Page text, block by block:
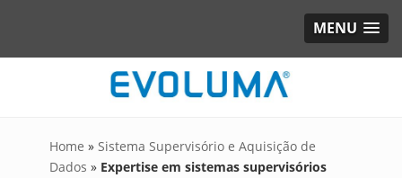
MENU
Home » Sistema Supervisório e Aquisição de
Dados » Expertise em sistemas supervisórios